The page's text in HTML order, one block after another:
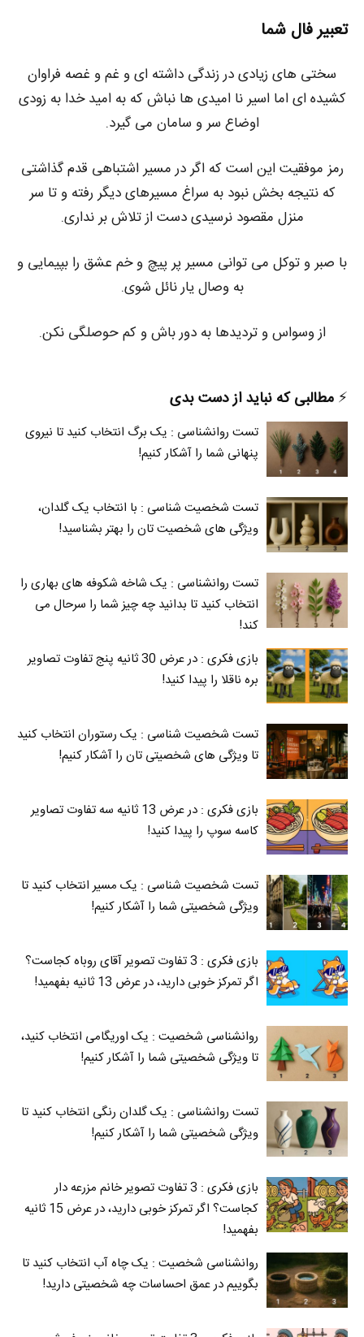
تعبیر فال شما
سختی های زیادی در زندگی داشته ای و غم و غصه فراوان
کشیده ای اما اسیر نا امیدی ها نباش که به امید خدا به زودی
اوضاع سر و سامان می گیرد.
رمز موفقیت این است که اگر در مسیر اشتباهی قدم گذاشتی
که نتیجه بخش نبود به سراغ مسیرهای دیگر رفته و تا سر
منزل مقصود نرسیدی دست از تلاش بر نداری.
با صبر و توکل می توانی مسیر پر پیچ و خم عشق را بپیمایی و
به وصال یار نائل شوی.
از وسواس و تردیدها به دور باش و کم حوصلگی نکن.
⚡️ مطالبی که نباید از دست بدی
تست روانشناسی : یک برگ انتخاب کنید تا نیروی
پنهانی شما را آشکار کنیم!
تست شخصیت شناسی : با انتخاب یک گلدان،
ویژگی های شخصیت تان را بهتر بشناسید!
تست روانشناسی : یک شاخه شکوفه های بهاری را
انتخاب کنید تا بدانید چه چیز شما را سرحال می‌
کند!
بازی فکری : در عرض 30 ثانیه پنج تفاوت تصاویر
بره ناقلا را پیدا کنید!
تست شخصیت شناسی : یک رستوران انتخاب کنید
تا ویژگی های شخصیتی تان را آشکار کنیم!
بازی فکری : در عرض 13 ثانیه سه تفاوت تصاویر
کاسه‌ سوپ را پیدا کنید!
تست شخصیت شناسی : یک مسیر انتخاب کنید تا
ویژگی شخصیتی شما را آشکار کنیم!
بازی فکری : 3 تفاوت تصویر آقای روباه کجاست؟
اگر تمرکز خوبی دارید، در عرض 13 ثانیه بفهمید!
روانشناسی شخصیت : یک اوریگامی انتخاب کنید،
تا ویژگی شخصیتی شما را آشکار کنیم!
تست روانشناسی : یک گلدان رنگی انتخاب کنید تا
ویژگی شخصیتی شما را آشکار کنیم!
بازی فکری : 3 تفاوت تصویر خانم مزرعه دار
کجاست؟ اگر تمرکز خوبی دارید، در عرض 15 ثانیه
بفهمید!
روانشناسی شخصیت : یک چاه آب انتخاب کنید تا
بگوییم در عمق احساسات چه شخصیتی دارید!